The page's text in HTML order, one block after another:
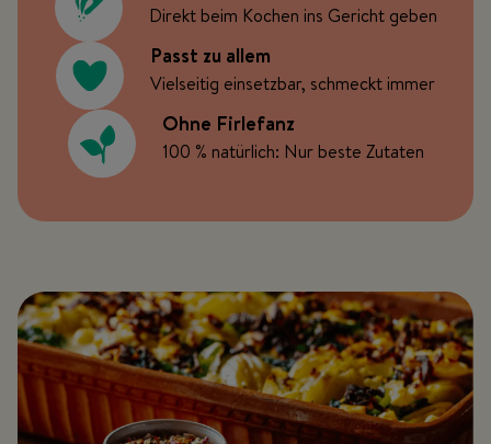
Direkt beim Kochen ins Gericht geben
Passt zu allem
Vielseitig einsetzbar, schmeckt immer
Ohne Firlefanz
100 % natürlich: Nur beste Zutaten